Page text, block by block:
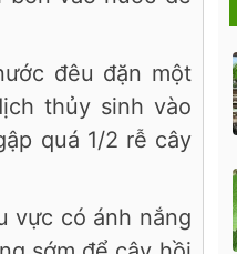
đêu đặn một
thủy sinh vào
quá 1/2 rễ cây
vực có ánh nắng